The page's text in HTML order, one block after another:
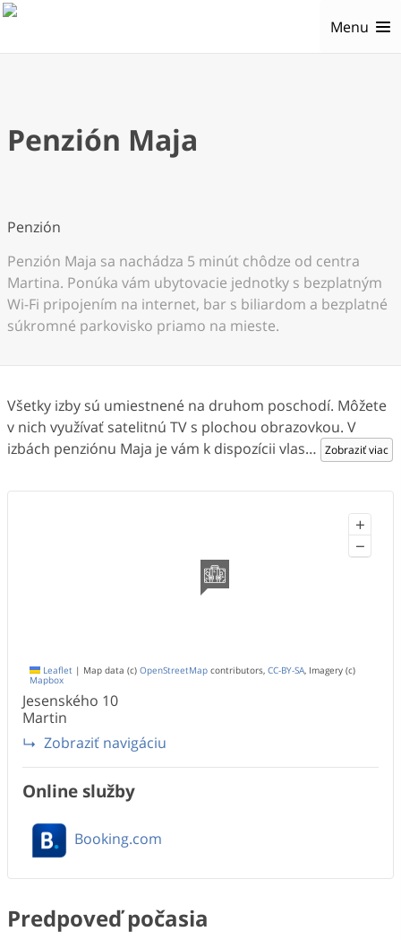
Menu
Penzión Maja
Penzión
Penzión Maja sa nachádza 5 minút chôdze od centra
Martina. Ponúka vám ubytovacie jednotky s bezplatným
Wi-Fi pripojením na internet, bar s biliardom a bezplatné
súkromné parkovisko priamo na mieste.
Všetky izby sú umiestnené na druhom poschodí. Môžete
v nich využívať satelitnú TV s plochou obrazovkou. V
izbách penziónu Maja je vám k dispozícii vlas… Zobraziť viac
+
−
Leaflet | Map data (c) OpenStreetMap contributors, CC-BY-SA, Imagery (c)
Mapbox
Jesenského 10
Martin
Zobraziť navigáciu
Online služby
Booking.com
Predpoveď počasia